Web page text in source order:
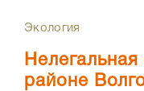
Экология
районе